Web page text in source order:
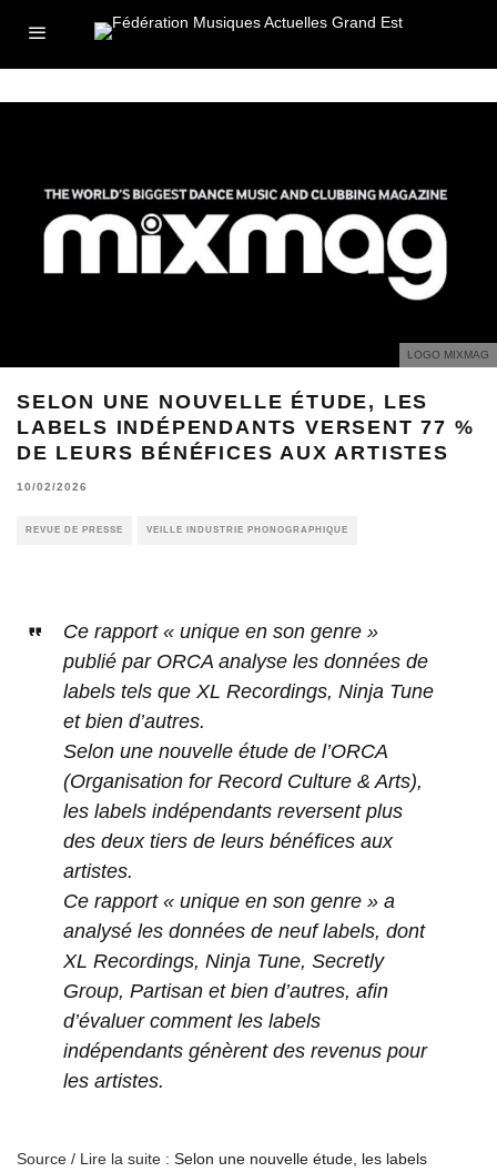
LOGO MIXMAG
SELON UNE NOUVELLE ÉTUDE, LES
LABELS INDÉPENDANTS VERSENT 77 %
DE LEURS BÉNÉFICES AUX ARTISTES
10/02/2026
REVUE DE PRESSE VEILLE INDUSTRIE PHONOGRAPHIQUE
Ce rapport « unique en son genre »
publié par ORCA analyse les données de
labels tels que XL Recordings, Ninja Tune
et bien d’autres.
Selon une nouvelle étude de l’ORCA
(Organisation for Record Culture & Arts),
les labels indépendants reversent plus
des deux tiers de leurs bénéfices aux
artistes.
Ce rapport « unique en son genre » a
analysé les données de neuf labels, dont
XL Recordings, Ninja Tune, Secretly
Group, Partisan et bien d’autres, afin
d’évaluer comment les labels
indépendants génèrent des revenus pour
les artistes.
Source / Lire la suite : Selon une nouvelle étude, les labels